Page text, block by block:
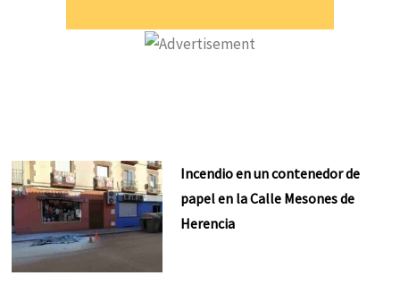
Incendio en un contenedor de
papel en la Calle Mesones de
Herencia